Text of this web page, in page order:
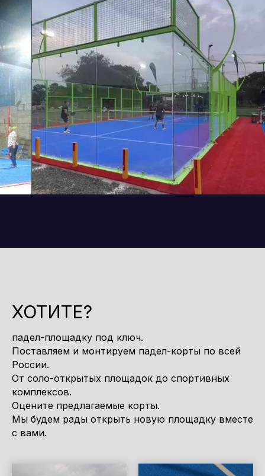
ХОТИТЕ?
падел-площадку под ключ.
Поставляем и монтируем падел-корты по всей
России.
От соло-открытых площадок до спортивных
комплексов.
Оцените предлагаемые корты.
Мы будем рады открыть новую площадку вместе
с вами.